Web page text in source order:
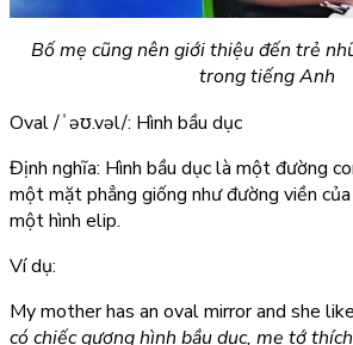
Bố mẹ cũng nên giới thiệu đến trẻ
trong tiếng Anh
Oval/ˈəʊ.vəl/: Hình bầu dục
Định nghĩa: Hình bầu dục là một đường
một mặt phẳng giống như đường viền
một hình elip.
Ví dụ:
My mother has an oval mirror and she
có chiếc gương hình bầu dục, mẹ tớ